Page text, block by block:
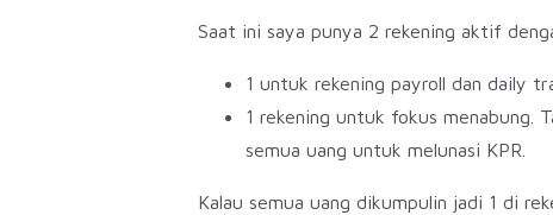
Saat ini saya punya 2 rekening aktif
1 untuk rekening payroll dan daily
1 rekening untuk fokus menabung.
semua uang untuk melunasi KPR.
Kalau semua uang dikumpulin jadi 1 di